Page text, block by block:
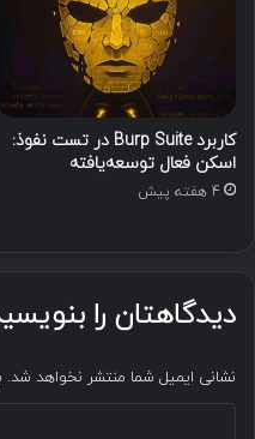
کاربرد Burp Suite در تست نفوذ:
اسکن فعال توسعه‌یافته
4 هفته پیش
دیدگاهتان را
نشانی ایمیل شما منتشر نخواهد شد.